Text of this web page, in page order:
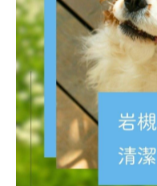
タグ
岩槻